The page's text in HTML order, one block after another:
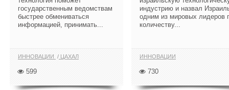
государственным ведомствам
быстрее обмениваться
информацией, принимать...
ИННОВАЦИИ ЦАХАЛ
599
индустрию и назвал
одним из мировых лидеров
количеству...
ИННОВАЦИИ
730